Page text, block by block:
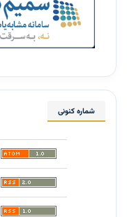
شماره کنونی